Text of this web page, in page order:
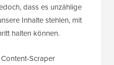
dass es unzählige
Inhalte stehlen, mit
halten können.
Scraper